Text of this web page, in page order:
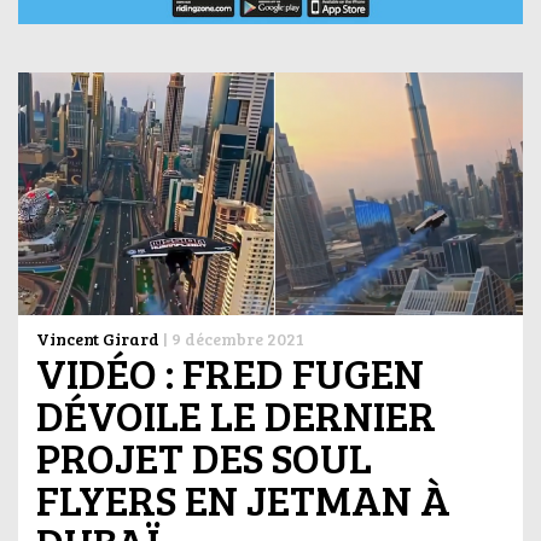
Vincent Girard | 9 décembre 2021
VIDÉO : FRED FUGEN
DÉVOILE LE DERNIER
PROJET DES SOUL
FLYERS EN JETMAN À